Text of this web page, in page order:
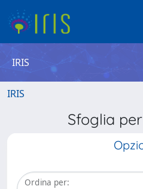
IRIS
IRIS
Sfoglia
Ordina per: